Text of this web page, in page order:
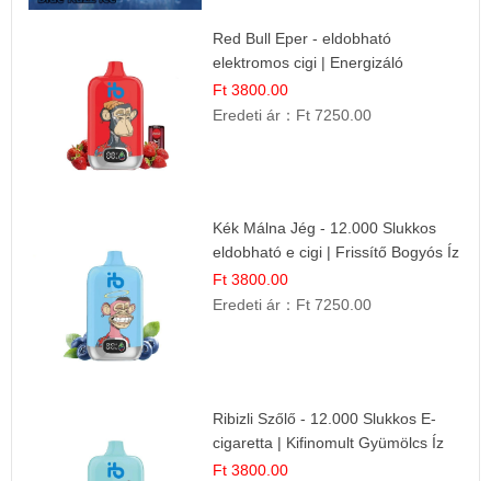
Red Bull Eper - eldobható
elektromos cigi | Energizáló
Gyümölcs Íz
Ft 3800.00
Eredeti ár： Ft 7250.00
Kék Málna Jég - 12.000 Slukkos
eldobható e cigi | Frissítő Bogyós Íz
Ft 3800.00
Eredeti ár： Ft 7250.00
Ribizli Szőlő - 12.000 Slukkos E-
cigaretta | Kifinomult Gyümölcs Íz
Ft 3800.00